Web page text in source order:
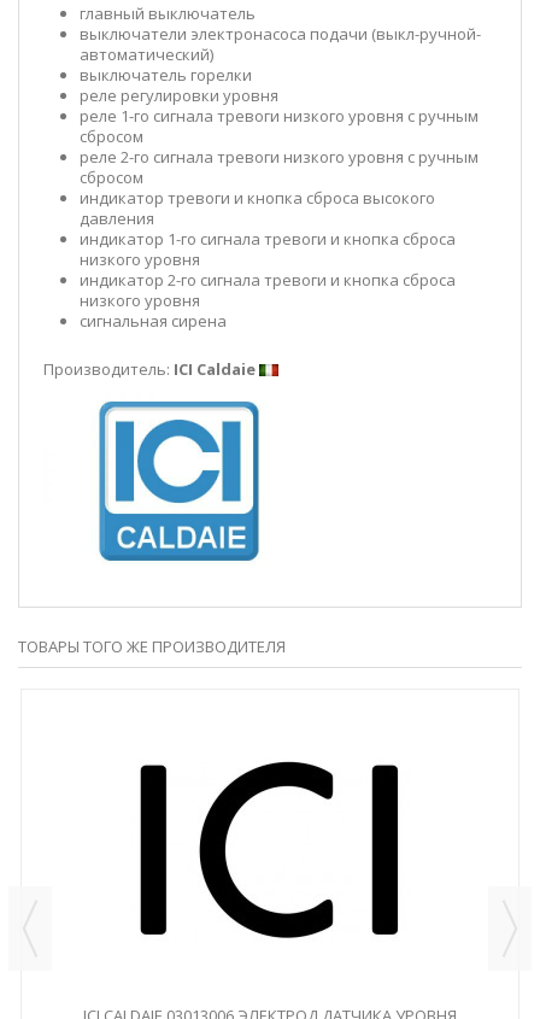
главный выключатель
выключатели электронасоса подачи (выкл-ручной-
автоматический)
выключатель горелки
реле регулировки уровня
реле 1-го сигнала тревоги низкого уровня с ручным
сбросом
реле 2-го сигнала тревоги низкого уровня с ручным
сбросом
индикатор тревоги и кнопка сброса высокого
давления
индикатор 1-го сигнала тревоги и кнопка сброса
низкого уровня
индикатор 2-го сигнала тревоги и кнопка сброса
низкого уровня
сигнальная сирена
Производитель: ICI Caldaie
ТОВАРЫ ТОГО ЖЕ ПРОИЗВОДИТЕЛЯ